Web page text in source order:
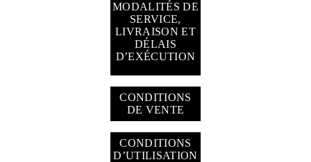
GESTION DES
TÉMOINS
CONDITIONS
D’UTILISATION
CONDITIONS
DE VENTE
MODALITÉS DE
SERVICE,
LIVRAISON ET
DÉLAIS
D’EXÉCUTION